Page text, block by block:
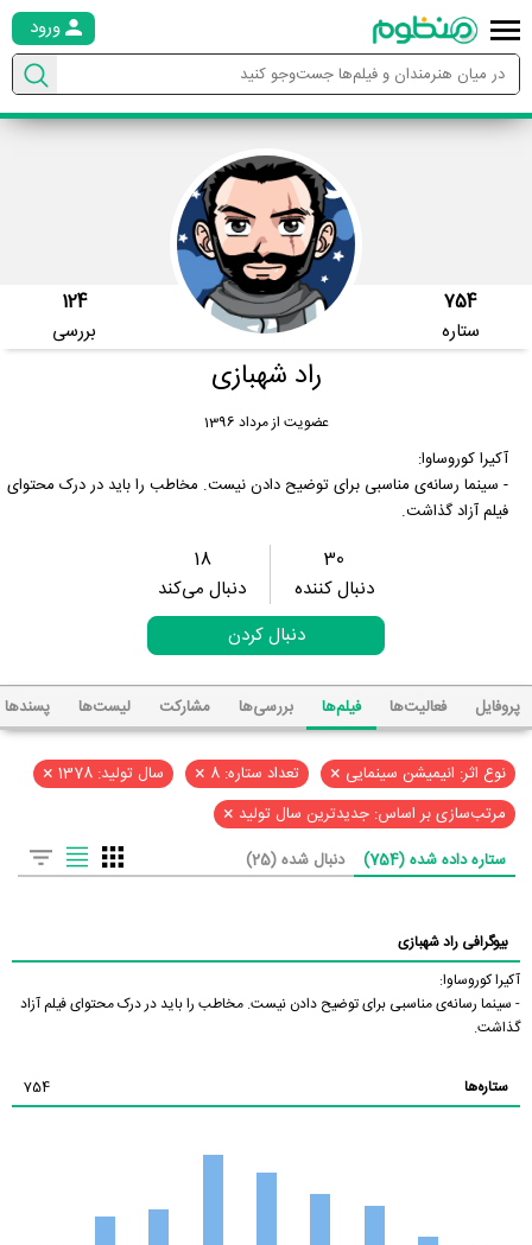
ورود
754
ستاره
124
بررسی
راد شهبازی
عضویت از مرداد 1396
آکیرا کوروساوا:
- سینما رسانه‌ی مناسبی برای توضیح دادن نیست. مخاطب را باید در درک محتوای
فیلم آزاد گذاشت.
30
دنبال کننده
18
دنبال می‌کند
دنبال کردن
پروفایل فعالیت‌ها فیلم‌ها بررسی‌ها مشارکت لیست‌ها پسند‌ها
نوع اثر: انیمیشن سینمایی × تعداد ستاره: 8 × سال تولید: 1378 ×
مرتب‌سازی بر اساس: جدیدترین سال تولید ×
ستاره داده شده (754) دنبال شده (25)
بیوگرافی راد شهبازی
آکیرا کوروساوا:
- سینما رسانه‌ی مناسبی برای توضیح دادن نیست. مخاطب را باید در درک محتوای فیلم آزاد
گذاشت.
ستاره‌ها 754